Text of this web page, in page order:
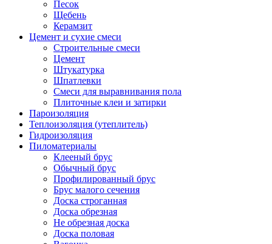
Песок
Щебень
Керамзит
Цемент и сухие смеси
Строительные смеси
Цемент
Штукатурка
Шпатлевки
Смеси для выравнивания пола
Плиточные клеи и затирки
Пароизоляция
Теплоизоляция (утеплитель)
Гидроизоляция
Пиломатериалы
Клееный брус
Обычный брус
Профилированный брус
Брус малого сечения
Доска строганная
Доска обрезная
Не обрезная доска
Доска половая